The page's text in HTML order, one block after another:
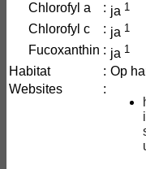
Chlorofyl a : ja 1
Chlorofyl c : ja 1
Fucoxanthin : ja 1
Habitat : Op
Websites
: